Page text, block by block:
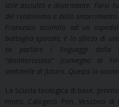
stile asciutto e disarmante. Farsi
del relativismo e dello
Francesco assimila ad un
battaglia epocale, è lo sforzo di
sa parlare i linguaggi della
“disinteressata” (convegno di
sentinelle di futuro. Questa la
La Scuola teologica di base,
mons. Calogero Peri, Vescovo